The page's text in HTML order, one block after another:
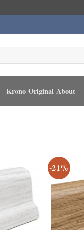
Krono Original About
-21%